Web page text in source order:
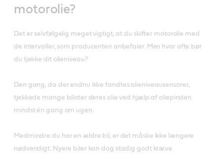
motorolie?
Det er selvfølgelig meget vigtigt, at du skifter motorolie med
de intervaller, som producenten anbefaler. Men hvor ofte bør
du tjekke dit olieniveau?
Den gang, da der endnu ikke fandtes olieniveausensorer,
tjekkede mange bilister deres olie ved hjælp af oliepinden
mindst én gang om ugen.
Medmindre du har en ældre bil, er det måske ikke længere
nødvendigt. Nyere biler kan dog stadig godt kræve